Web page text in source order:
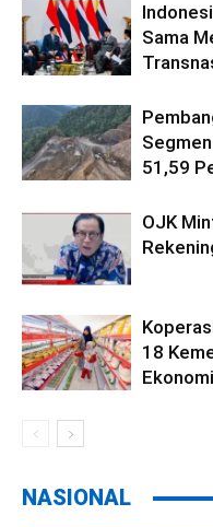
Sama
51,59
OJK
18
NASIONAL